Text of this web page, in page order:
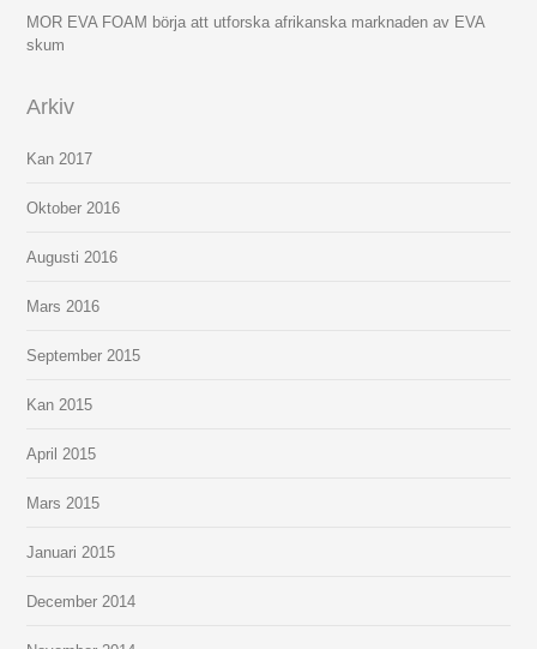
MOR EVA FOAM börja att utforska afrikanska marknaden av EVA
skum
Arkiv
Kan 2017
Oktober 2016
Augusti 2016
Mars 2016
September 2015
Kan 2015
April 2015
Mars 2015
Januari 2015
December 2014